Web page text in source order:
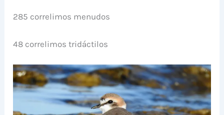
285 correlimos menudos
48 correlimos tridáctilos